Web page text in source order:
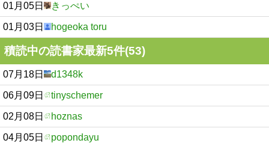
01月05日 きっぺい
01月03日 hogeoka toru
積読中の読書家最新5件(53)
07月18日 d1348k
06月09日 tinyschemer
02月08日 hoznas
04月05日 popondayu